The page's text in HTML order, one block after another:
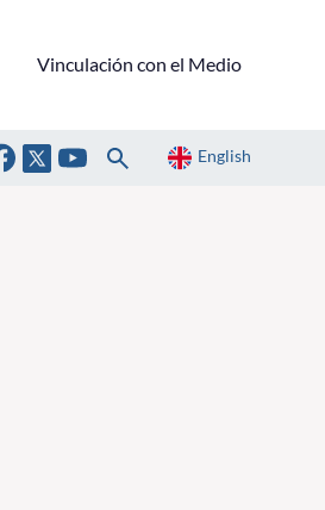
Vinculación con el Medio
English